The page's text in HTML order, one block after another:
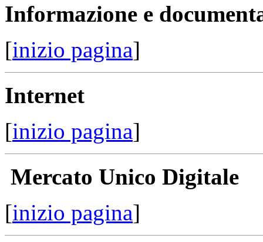
Informazione e
[inizio pagina]
Internet
[inizio pagina]
Mercato Unico Digitale
[inizio pagina]